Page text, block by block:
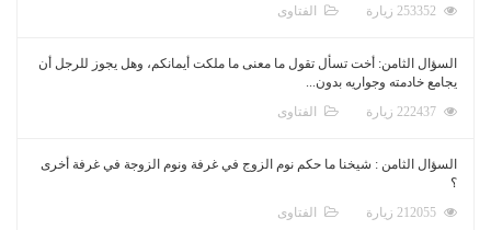
الفتاوى
السؤال الثامن: أخت تسأل تقول ما معنى ما ملكت أيمانكم، وهل يجوز للرجل أن
يجامع خادمته وجواريه بدون...
الفتاوى
السؤال الثامن : شيخنا ما حكم نوم الزوج في غرفة ونوم الزوجة في غرفة أخرى
؟
الفتاوى